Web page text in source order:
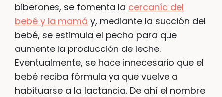
biberones, se fomenta la cercanía del
bebé y la mamá y, mediante la succión del
bebé, se estimula el pecho para que
aumente la producción de leche.
Eventualmente, se hace innecesario que el
bebé reciba fórmula ya que vuelve a
habituarse a la lactancia. De ahí el nombre